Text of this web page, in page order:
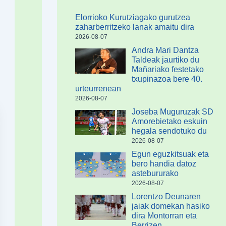
Elorrioko Kurutziagako gurutzea
zaharberritzeko lanak amaitu dira
2026-08-07
Andra Mari Dantza
Taldeak jaurtiko du
Mañariako festetako
txupinazoa bere 40.
urteurrenean
2026-08-07
Joseba Muguruzak SD
Amorebietako eskuin
hegala sendotuko du
2026-08-07
Egun eguzkitsuak eta
bero handia datoz
astebururako
2026-08-07
Lorentzo Deunaren
jaiak domekan hasiko
dira Montorran eta